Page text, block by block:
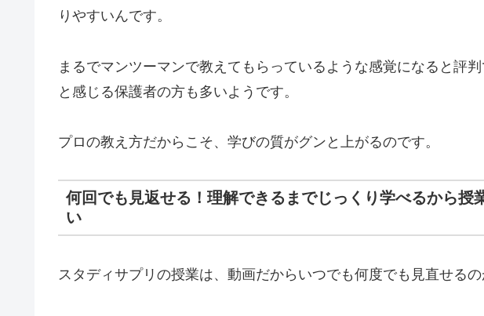
りやすいんです。
まるでマンツーマンで教えてもらっているような感覚になると評
と感じる保護者の方も多いようです。
プロの教え方だからこそ、学びの質がグンと上がるのです。
何回でも見返せる！理解できるまでじっくり学べるから授
い
スタディサプリの授業は、動画だからいつでも何度でも見直せるの